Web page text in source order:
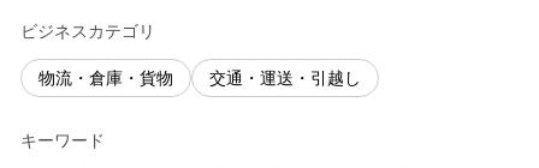
ビジネスカテゴリ
物流・倉庫・貨物 交通・運送・引越し
キーワード